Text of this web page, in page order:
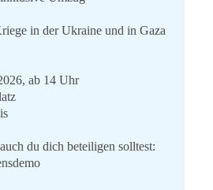
in der Ukraine und in Gaza
ab 14 Uhr
du dich beteiligen solltest: